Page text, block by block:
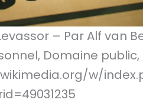
– Par Alf van
Domaine public,
w/